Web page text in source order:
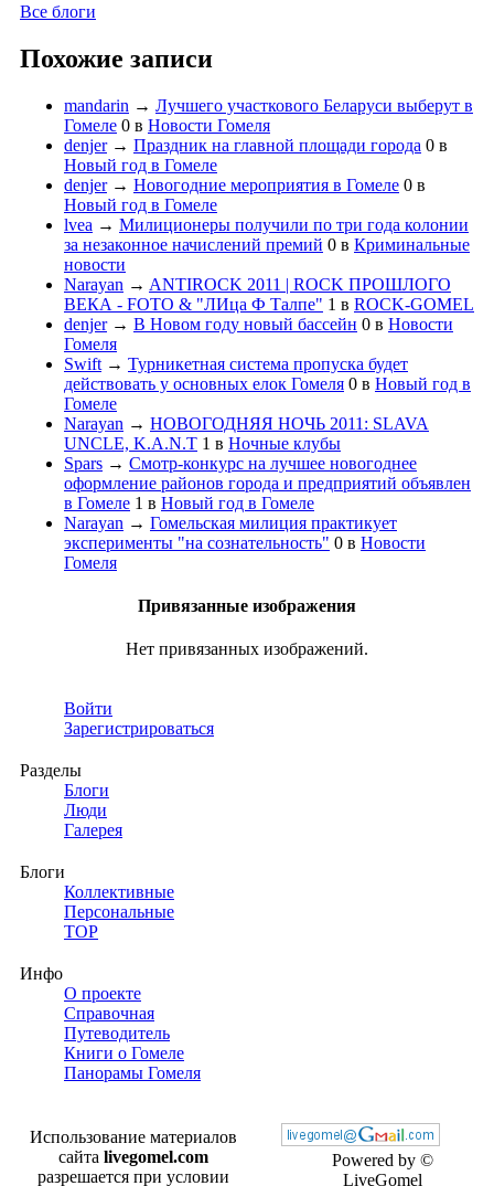
Все блоги
Похожие записи
mandarin → Лучшего участкового Беларуси выберут в
Гомеле 0 в Новости Гомеля
denjer→ Праздник на главной площади города 0 в
Новый год в Гомеле
denjer→ Новогодние мероприятия в Гомеле 0 в
Новый год в Гомеле
lvea → Милиционеры получили по три года колонии
за незаконное начислений премий 0 в Криминальные
новости
Narayan → ANTIROCK 2011 | ROCK ПРОШЛОГО
ВЕКА - FOTO & "ЛИца Ф Талпе" 1 в ROCK-GOMEL
denjer→ В Новом году новый бассейн 0 в Новости
Гомеля
Swift → Турникетная система пропуска будет
действовать у основных елок Гомеля 0 в Новый год в
Гомеле
Narayan → НОВОГОДНЯЯ НОЧЬ 2011: SLAVA
UNCLE, K.A.N.T 1 в Ночные клубы
Spars → Смотр-конкурс на лучшее новогоднее
оформление районов города и предприятий объявлен
в Гомеле 1 в Новый год в Гомеле
Narayan → Гомельская милиция практикует
эксперименты "на сознательность" 0 в Новости
Гомеля
Привязанные изображения
Нет привязанных изображений.
Войти
Зарегистрироваться
Разделы
Блоги
Люди
Галерея
Блоги
Коллективные
Персональные
TOP
Инфо
О проекте
Справочная
Путеводитель
Книги о Гомеле
Панорамы Гомеля
Powered by ©
LiveGomel
Использование материалов
сайта livegomel.com
разрешается при условии